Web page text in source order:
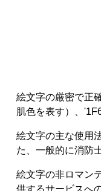
絵文字の厳密で正
肌色を表す）、
絵文字の主な使用
た、一般的に消防
絵文字の非ロマン
供するサービスへ